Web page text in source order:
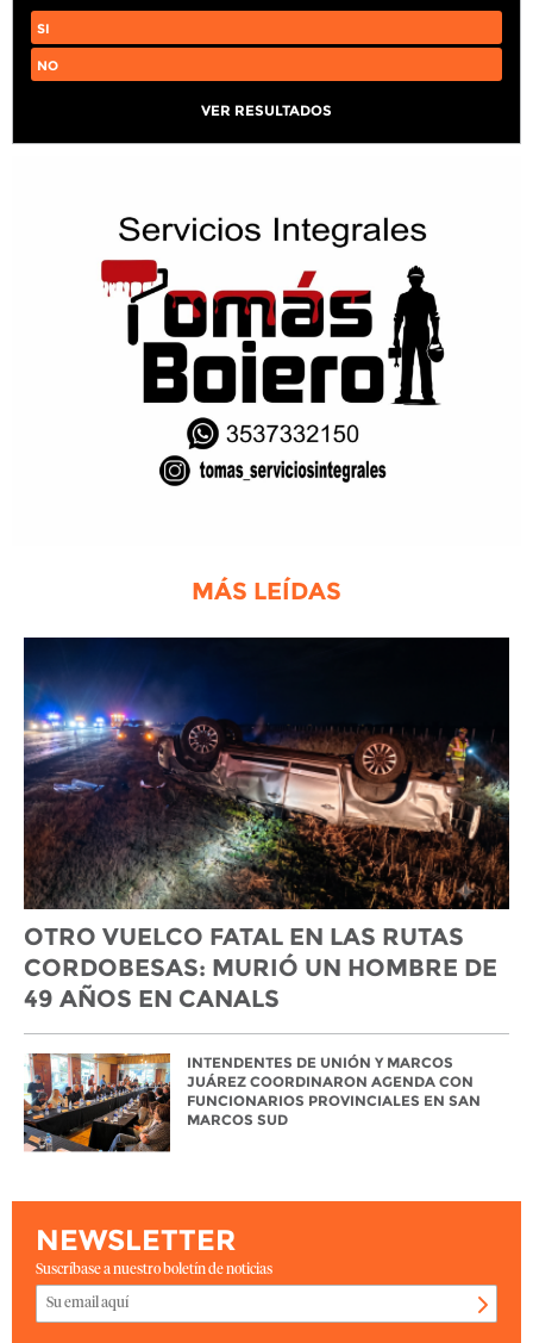
SI
NO
VER RESULTADOS
MÁS LEÍDAS
OTRO VUELCO FATAL EN LAS RUTAS
CORDOBESAS: MURIÓ UN HOMBRE DE
49 AÑOS EN CANALS
INTENDENTES DE UNIÓN Y MARCOS
JUÁREZ COORDINARON AGENDA CON
FUNCIONARIOS PROVINCIALES EN SAN
MARCOS SUD
NEWSLETTER
Suscríbase a nuestro boletín de noticias